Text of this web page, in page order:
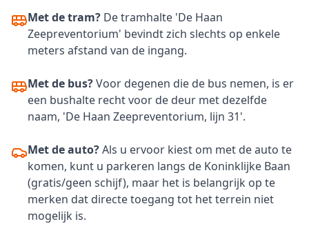
Met de tram? De tramhalte 'De Haan
Zeepreventorium' bevindt zich slechts op enkele
meters afstand van de ingang.
Met de bus?Voor degenen die de bus nemen, is er
een bushalte recht voor de deur met dezelfde
naam, 'De Haan Zeepreventorium, lijn 31'.
Met de auto?Als u ervoor kiest om met de auto te
komen, kunt u parkeren langs de Koninklijke Baan
(gratis/geen schijf), maar het is belangrijk op te
merken dat directe toegang tot het terrein niet
mogelijk is.